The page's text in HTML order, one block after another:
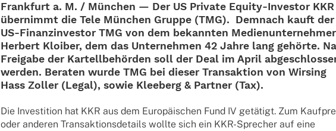
Frank­furt a. M. / München — Der US Private Equity-Inves­­tor KKR
über­nimmt die Tele München Gruppe (TMG). Demnach kauft der
US-Finan­z­in­­ves­­tor TMG von dem bekann­ten Medi­en­un­ter­neh­mer
Herbert Kloi­ber, dem das Unter­neh­men 42 Jahre lang gehörte.
Frei­gabe der Kartell­be­hör­den soll der Deal im April
werden. Bera­ten wurde TMG bei dieser Trans­ak­tion von Wirsing
Hass Zoller (Legal), sowie Klee­berg & Part­ner (Tax).
Die Inves­ti­tion hat KKR aus dem Euro­päi­schen Fund IV getä­tigt. Zum
oder ande­ren Trans­ak­ti­ons­de­tails wollte sich ein KKR-Spre­cher auf eine